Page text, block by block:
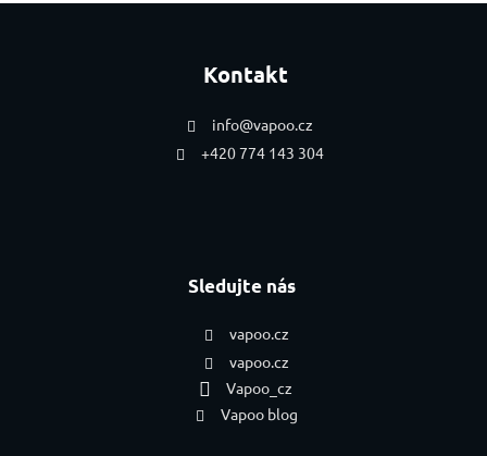
Kontakt
info@vapoo.cz
+420 774 143 304
Sledujte nás
vapoo.cz
vapoo.cz
Vapoo_cz
Vapoo blog